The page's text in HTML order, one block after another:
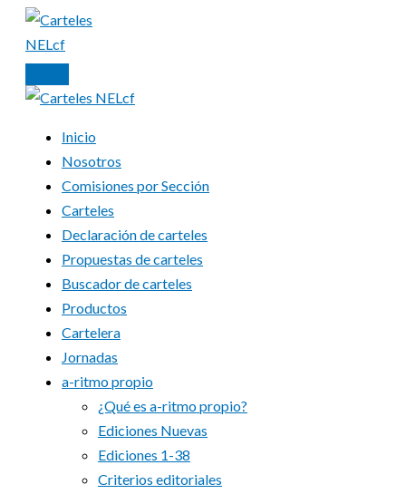
contenido
Inicio
Nosotros
Comisiones por Sección
Carteles
Declaración de carteles
Propuestas de carteles
Buscador de carteles
Productos
Cartelera
Jornadas
a-ritmo propio
¿Qué es a-ritmo propio?
Ediciones Nuevas
Ediciones 1-38
Criterios editoriales